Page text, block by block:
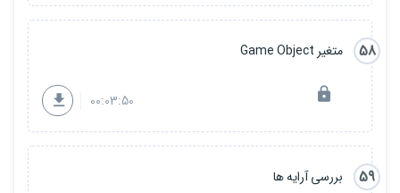
58 متغیر Game Object
00:03:50
59 بررسی آرایه ها